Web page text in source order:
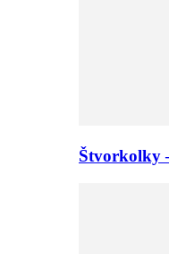
Štvorkolky